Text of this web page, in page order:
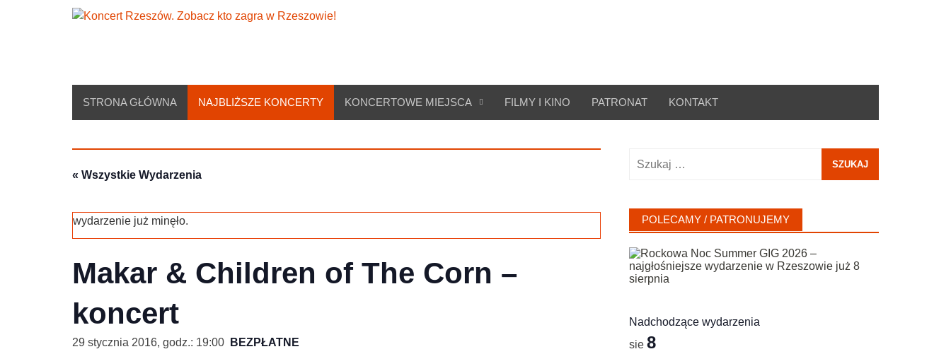
STRONA GŁÓWNA NAJBLIŻSZE KONCERTY KONCERTOWE MIEJSCA FILMY I KINO PATRONAT KONTAKT
« Wszystkie Wydarzenia
wydarzenie już minęło.
Makar & Children of The Corn –
koncert
29 stycznia 2016, godz.: 19:00 BEZPŁATNE
POLECAMY / PATRONUJEMY
Nadchodzące wydarzenia
sie 8